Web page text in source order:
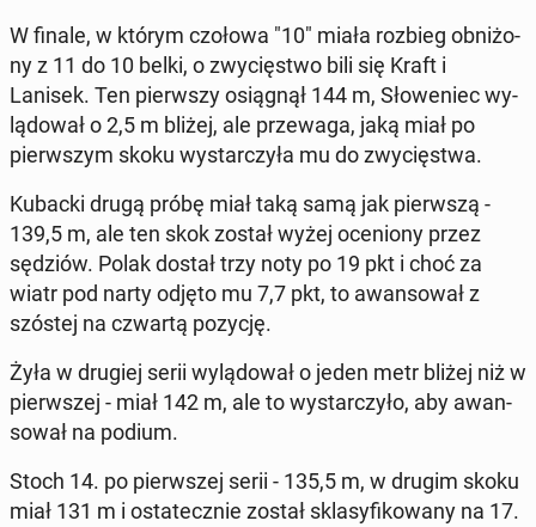
W finale, w którym czołowa "10" miała rozbieg ob­ni­żo­
ny z 11 do 10 belki, o zwy­cię­stwo bili się Kraft i
Lanisek. Ten pierw­szy osią­gnął 144 m, Sło­we­niec wy­
lą­do­wał o 2,5 m bliżej, ale prze­wa­ga, jaką miał po
pierw­szym skoku wy­star­czy­ła mu do zwy­cię­stwa.
Kubacki drugą próbę miał taką samą jak pierw­szą -
139,5 m, ale ten skok został wyżej oce­nio­ny przez
sędziów. Polak dostał trzy noty po 19 pkt i choć za
wiatr pod narty odjęto mu 7,7 pkt, to awan­so­wał z
szóstej na czwartą pozycję.
Żyła w drugiej serii wy­lą­do­wał o jeden metr bliżej niż w
pierw­szej - miał 142 m, ale to wy­star­czy­ło, aby awan­
so­wał na podium.
Stoch 14. po pierw­szej serii - 135,5 m, w drugim skoku
miał 131 m i osta­tecz­nie został skla­sy­fi­ko­wa­ny na 17.